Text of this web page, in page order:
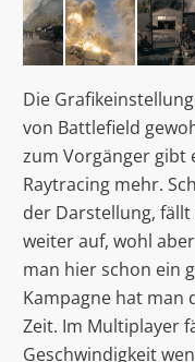
Die
von Battlefield
zum Vorgänger gibt
Raytracing mehr.
der Darstellung,
weiter auf, wohl
man hier schon ein
Kampagne hat man
Zeit. Im Multiplayer
Geschwindigkeit